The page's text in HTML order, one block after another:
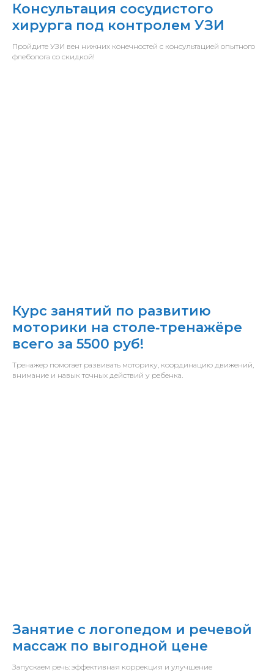
Консультация сосудистого
хирурга под контролем УЗИ
Пройдите УЗИ вен нижних конечностей с консультацией опытного
флеболога со скидкой!
Курс занятий по развитию
моторики на столе‑тренажёре
всего за 5500 руб!
Тренажер помогает развивать моторику, координацию движений,
внимание и навык точных действий у ребенка.
Занятие с логопедом и речевой
массаж по выгодной цене
Запускаем речь: эффективная коррекция и улучшение